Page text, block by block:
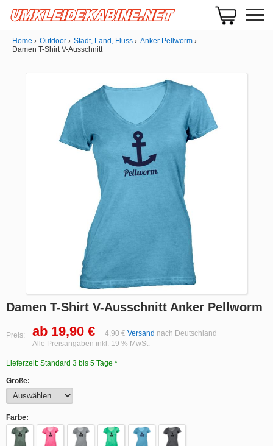
Home Outdoor Stadt, Land, Fluss
Anker Pellworm
Damen T-Shirt V-Ausschnitt
Damen T-Shirt V-Ausschnitt Anker Pellworm
Preis: ab 19,90 € + 4,90 € Versand nach Deutschland
Alle Preisangaben inkl. 19 % MwSt.
Lieferzeit: Standard 3 bis 5 Tage *
Größe:
Farbe: